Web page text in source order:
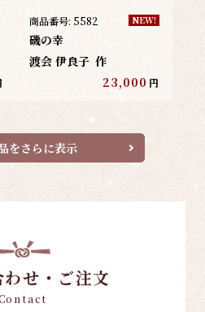
商品番号: 5582 NEW!
磯の幸
渡会 伊良子 作
23,000 円
をさらに表示
せ・ご注文